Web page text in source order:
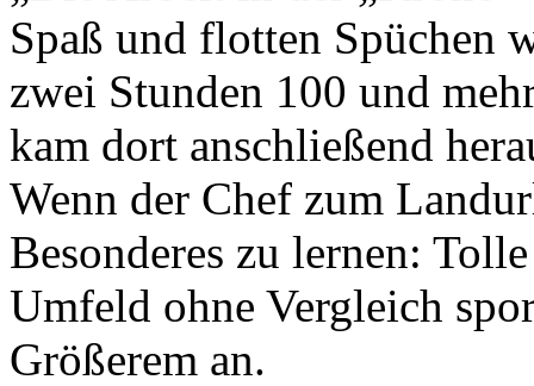
Die Suche nach
dem Neuen.
Austausch führt zur Inspiration. Neues
Die Liste unserer Rezepte für jede
Gelegenheit und Geschmack ist lang.
Spaß und flotten Spüchen
zwei Stunden 100 und
kam dort anschließend
Wenn der Chef zum
Besonderes zu lernen:
Umfeld ohne Vergleich
Größerem an.